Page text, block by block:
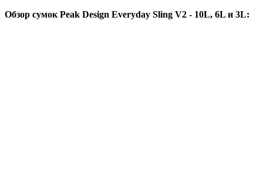
Обзор сумок Peak Design Everyday Sling V2 - 10L, 6L и 3L: